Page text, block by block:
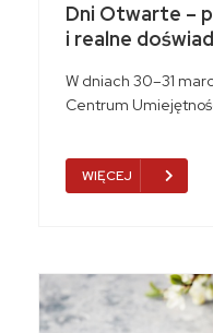
Dni Otwarte –
i realne
W dniach 30–31
Centrum
WIĘCEJ